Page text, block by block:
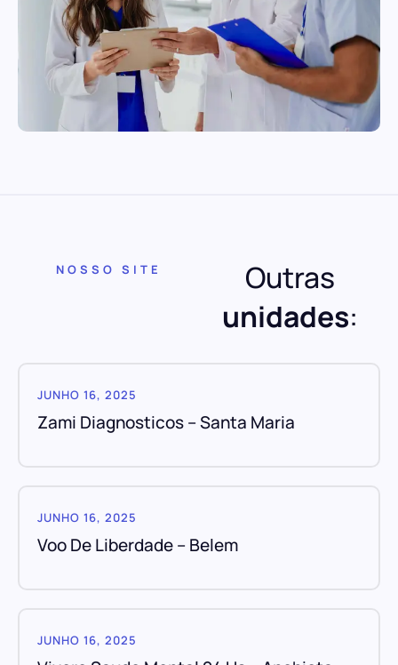
NOSSO SITE
Outras
unidades:
JUNHO 16, 2025
Zami Diagnosticos – Santa Maria
JUNHO 16, 2025
Voo De Liberdade – Belem
JUNHO 16, 2025